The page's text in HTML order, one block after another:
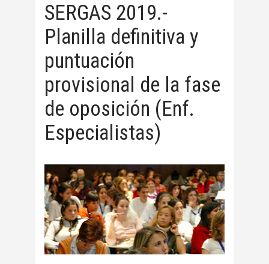
SERGAS 2019.-
Planilla definitiva y
puntuación
provisional de la fase
de oposición (Enf.
Especialistas)